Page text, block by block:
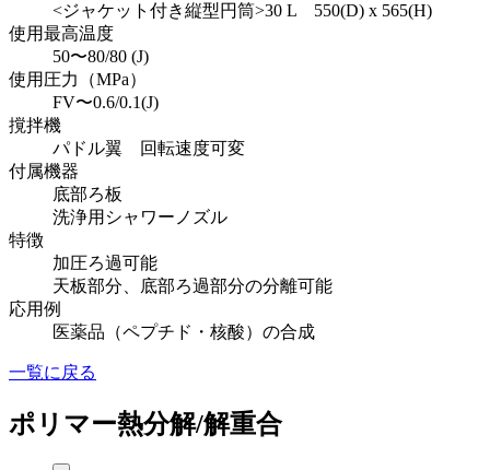
<ジャケット付き縦型円筒>30 L 550(D) x 565(H)
使用最高温度
50〜80/80 (J)
使用圧力（MPa）
FV〜0.6/0.1(J)
撹拌機
パドル翼 回転速度可変
付属機器
底部ろ板
洗浄用シャワーノズル
特徴
加圧ろ過可能
天板部分、底部ろ過部分の分離可能
応用例
医薬品（ペプチド・核酸）の合成
一覧に戻る
ポリマー熱分解/解重合